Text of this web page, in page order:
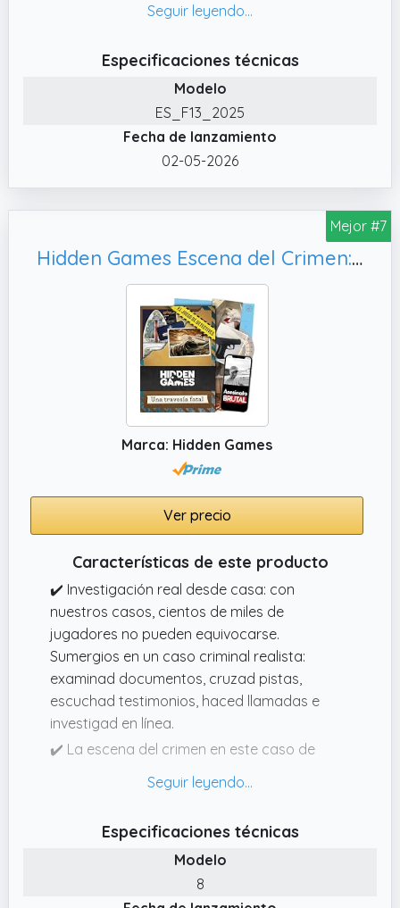
juego están diseñados con gran nivel de
necesario cortar, escribir ni destruir nada.
✔️ Experiencia de juego multimedia e
inmersiva Investiga con una combinación
única de pruebas físicas y elementos
digitales: páginas web, vídeos, mensajes de
casa.
edificio de apartamentos Una llamada a la
policía os convierte en testigos de un
asesinato despiadado. Pero uno de los
vecinos, que parece completamente
inofensivo, es en realidad un asesino
estar equivocados Sumérgete en un realista
caso policial para resolver: revisa
documentos, combina pistas, escucha
telefónicas e investiga online. Un auténtico
juego de detectives con crímenes para
resolver que se siente absolutamente real.
Especificaciones técnicas
Modelo
ES_F13_2025
Fecha de lanzamiento
02-05-2026
Mejor #7
Hidden Games Escena del Crimen: Una Travesía Fatal, en español.
Marca: Hidden Games
Ver precio
Características de este producto
✔️ Investigación real desde casa: con
nuestros casos, cientos de miles de
jugadores no pueden equivocarse.
Sumergios en un caso criminal realista:
examinad documentos, cruzad pistas,
escuchad testimonios, haced llamadas e
investigad en línea.
✔️ La escena del crimen en este caso de
Montecarlo. Un cadáver, una pintura
respuesta.
✔️ ¿Para quién? Para 1–6 personas · A partir
de 14 años · 1,5–2,5 horas de juego. Perfecto
Especificaciones técnicas
Modelo
8